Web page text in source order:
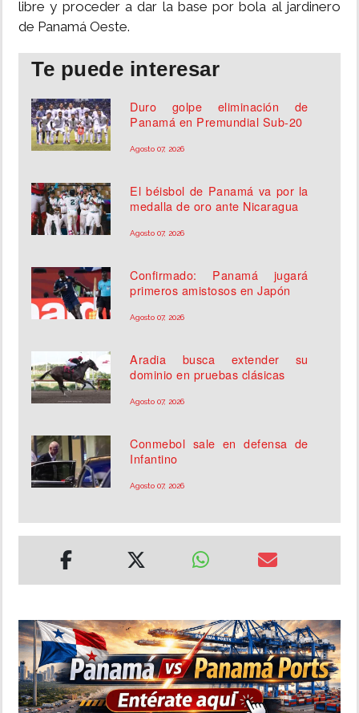
libre y proceder a dar la base por bola al jardinero
de Panamá Oeste.
Te puede interesar
Duro golpe eliminación de
Panamá en Premundial Sub-20
Agosto 07, 2026
El béisbol de Panamá va por la
medalla de oro ante Nicaragua
Agosto 07, 2026
Confirmado: Panamá jugará
primeros amistosos en Japón
Agosto 07, 2026
Aradia busca extender su
dominio en pruebas clásicas
Agosto 07, 2026
Conmebol sale en defensa de
Infantino
Agosto 07, 2026